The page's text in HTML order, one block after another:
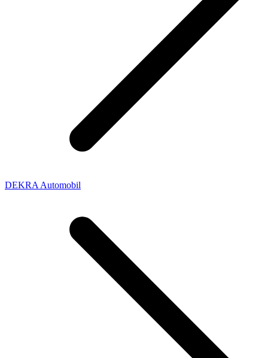
DEKRA Automobil